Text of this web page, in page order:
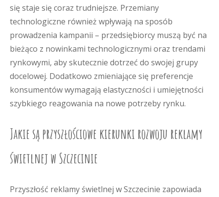
się staje się coraz trudniejsze. Przemiany
technologiczne również wpływają na sposób
prowadzenia kampanii – przedsiębiorcy muszą być na
bieżąco z nowinkami technologicznymi oraz trendami
rynkowymi, aby skutecznie dotrzeć do swojej grupy
docelowej. Dodatkowo zmieniające się preferencje
konsumentów wymagają elastyczności i umiejętności
szybkiego reagowania na nowe potrzeby rynku.
Jakie są przyszłościowe kierunki rozwoju reklamy
świetlnej w Szczecinie
Przyszłość reklamy świetlnej w Szczecinie zapowiada